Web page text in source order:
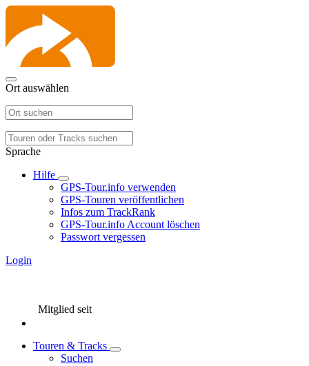
Ort auswählen
Sprache
Hilfe
GPS-Tour.info verwenden
GPS-Touren veröffentlichen
Infos zum TrackRank
GPS-Tour.info Account löschen
Passwort vergessen
Login
Mitglied seit
Touren & Tracks
Suchen